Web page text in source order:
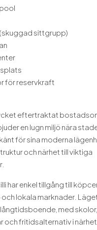
sittgrupp)
för reservkraft
eftertraktat
en lugn miljö nära
för sina moderna
och närhet till viktiga
har enkel tillgång till
och lokala marknader.
med skolor,
och fritidsalternativ i